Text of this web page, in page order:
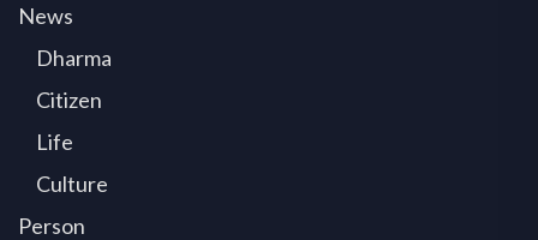
News
Dharma
Citizen
Life
Culture
Person